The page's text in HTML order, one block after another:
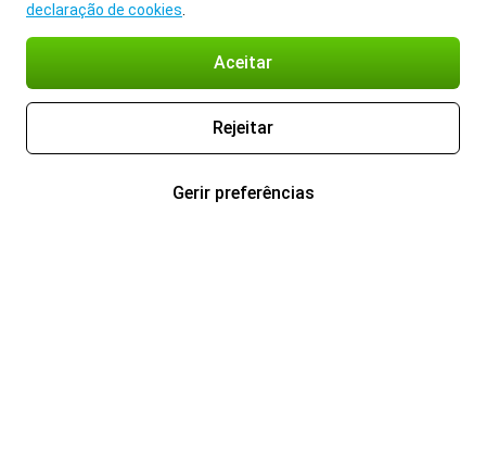
declaração de cookies
Aceitar
Rejeitar
Gerir preferências